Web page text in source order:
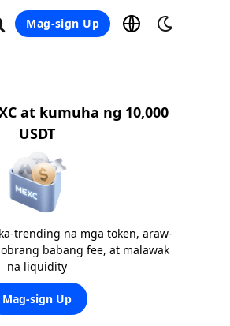
Mag-sign Up
at kumuha ng 10,000
USDT
trending na mga token, araw-
babang fee, at malawak
na liquidity
Mag-sign Up